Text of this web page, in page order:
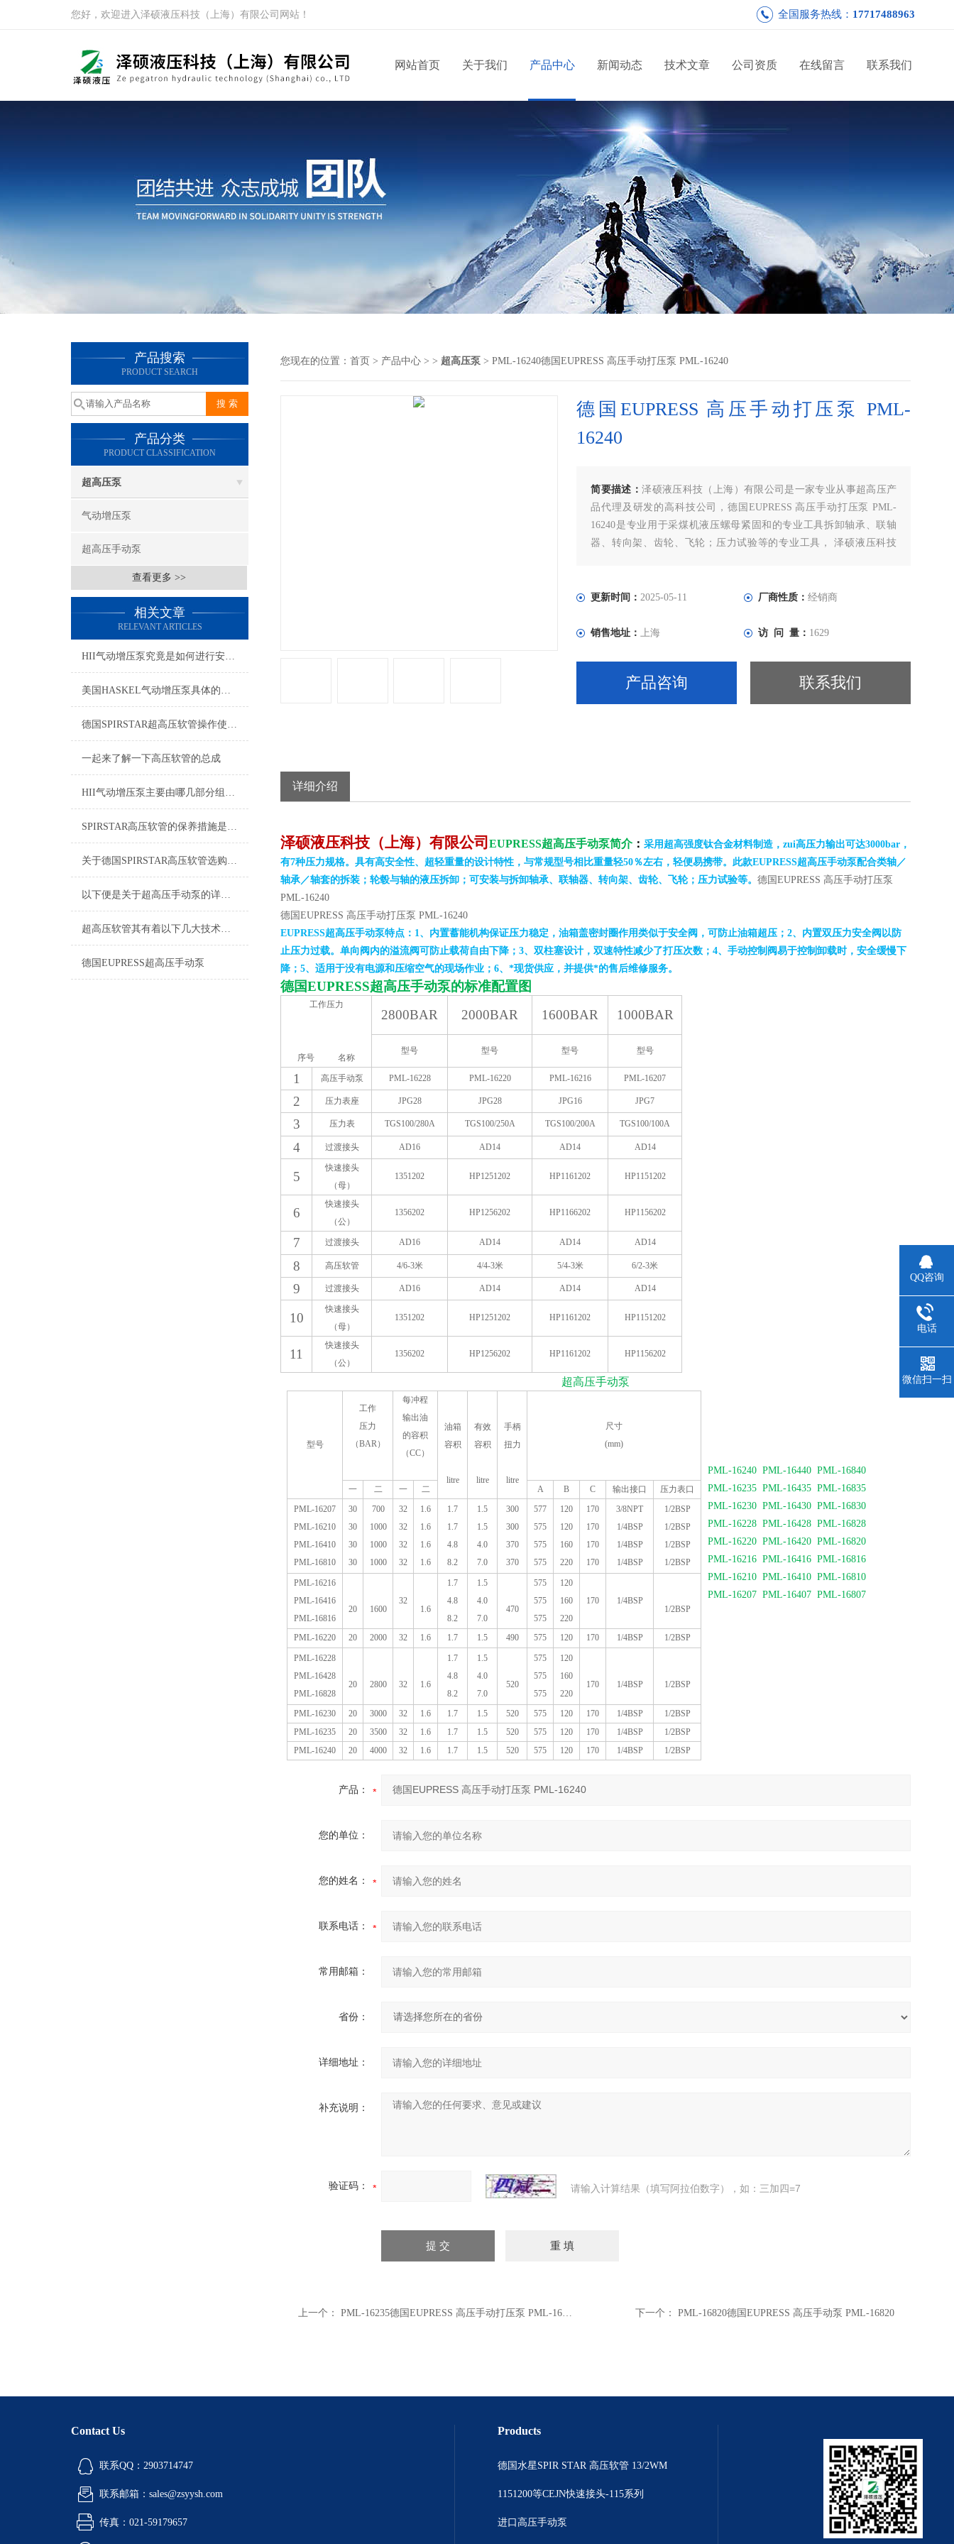
您好，欢迎进入泽硕液压科技（上海）有限公司网站！ 全国服务热线： 17717488963
网站首页 关于我们 产品中心 新闻动态 技术文章 公司资质 在线留言 联系我们
产品搜索
PRODUCT SEARCH
产品分类
PRODUCT CLASSIFICATION
超高压泵
气动增压泵
超高压手动泵
查看更多 >>
相关文章
RELEVANT ARTICLES
HII气动增压泵究竟是如何进行安装的呢？
美国HASKEL气动增压泵具体的使用，请参考以下步骤
德国SPIRSTAR超高压软管操作使用说明书
一起来了解一下高压软管的总成
HII气动增压泵主要由哪几部分组成的呢？
SPIRSTAR高压软管的保养措施是什么？
关于德国SPIRSTAR高压软管选购的指南如下
以下便是关于超高压手动泵的详细说明
超高压软管其有着以下几大技术特点
德国EUPRESS超高压手动泵
您现在的位置： 首页 > 产品中心 > > 超高压泵 > PML-16240德国EUPRESS 高压手动打压泵 PML-16240
德国EUPRESS 高压手动打压泵 PML-
16240
简要描述：泽硕液压科技（上海）有限公司是一家专业从事超高压产
品代理及研发的高科技公司，德国EUPRESS 高压手动打压泵 PML-
16240是专业用于采煤机液压螺母紧固和的专业工具拆卸轴承、联轴
器、转向架、齿轮、飞轮；压力试验等的专业工具， 泽硕液压科技
询！
更新时间：2025-05-11 厂商性质： 经销商
销售地址：上海 访 问 量： 1629
产品咨询 联系我们
详细介绍
泽硕液压科技（上海）有限公司 EUPRESS超高压手动泵简介： 采用超高强度钛合金材料制造，zui高压力输出可达3000bar，
有7种压力规格。具有高安全性、超轻重量的设计特性，与常规型号相比重量轻50％左右，轻便易携带。此款EUPRESS超高压手动泵配合类轴／
轴承／轴套的拆装；轮毂与轴的液压拆卸；可安装与拆卸轴承、联轴器、转向架、齿轮、飞轮；压力试验等。 德国EUPRESS 高压手动打压泵
PML-16240
德国EUPRESS 高压手动打压泵 PML-16240
EUPRESS超高压手动泵特点：1、内置蓄能机构保证压力稳定，油箱盖密封圈作用类似于安全阀，可防止油箱超压；2、内置双压力安全阀以防
止压力过载。单向阀内的溢流阀可防止载荷自由下降；3、双柱塞设计，双速特性减少了打压次数；4、手动控制阀易于控制卸载时，安全缓慢下
降；5、适用于没有电源和压缩空气的现场作业；6、*现货供应，并提供*的售后维修服务。
德国EUPRESS超高压手动泵的标准配置图
工作压力
序号 名称
2800BAR 2000BAR 1600BAR 1000BAR
型号 型号 型号 型号
1 高压手动泵 PML-16228 PML-16220 PML-16216 PML-16207
2 压力表座 JPG28 JPG28 JPG16 JPG7
3 压力表 TGS100/280A TGS100/250A TGS100/200A TGS100/100A
4 过渡接头 AD16 AD14 AD14 AD14
5
快速接头
（母）
1351202 HP1251202 HP1161202 HP1151202
6
快速接头
（公）
1356202 HP1256202 HP1166202 HP1156202
7 过渡接头 AD16 AD14 AD14 AD14
8 高压软管 4/6-3米 4/4-3米 5/4-3米 6/2-3米
9 过渡接头 AD16 AD14 AD14 AD14
10
快速接头
（母）
1351202 HP1251202 HP1161202 HP1151202
11
快速接头
（公）
1356202 HP1256202 HP1161202 HP1156202
超高压手动泵
型号
工作
压力
（BAR）
每冲程
输出油
的容积
（CC）
油箱
容积
litre
有效
容积
litre
手柄
扭力
litre
尺寸
(mm)
一 二 一 二 A B C 输出接口
压力表口
PML-16207
PML-16210
PML-16410
PML-16810
30
30
30
30
700
1000
1000
1000
32
32
32
32
1.6
1.6
1.6
1.6
1.7
1.7
4.8
8.2
1.5
1.5
4.0
7.0
300
300
370
370
577
575
575
575
120
120
160
220
170
170
170
170
3/8NPT
1/4BSP
1/4BSP
1/4BSP
1/2BSP
1/2BSP
1/2BSP
1/2BSP
PML-16216
PML-16416
PML-16816
20 1600
32
1.6
1.7
4.8
8.2
1.5
4.0
7.0
470
575
575
575
120
160
220
170
1/4BSP
1/2BSP
PML-16220 20 2000 32 1.6 1.7 1.5 490 575 120 170 1/4BSP 1/2BSP
PML-16228
PML-16428
PML-16828
20 2800 32 1.6
1.7
4.8
8.2
1.5
4.0
7.0
520
575
575
575
120
160
220
170 1/4BSP 1/2BSP
PML-16230 20 3000 32 1.6 1.7 1.5 520 575 120 170 1/4BSP
1/2BSP
PML-16235
20 3500 32 1.6 1.7 1.5 520 575 120 170 1/4BSP
1/2BSP
PML-16240
20 4000 32 1.6 1.7 1.5 520 575 120 170 1/4BSP 1/2BSP
PML-16240 PML-16440 PML-16840
PML-16235 PML-16435 PML-16835
PML-16230 PML-16430 PML-16830
PML-16228 PML-16428 PML-16828
PML-16220 PML-16420 PML-16820
PML-16216 PML-16416 PML-16816
PML-16210 PML-16410 PML-16810
PML-16207 PML-16407 PML-16807
产品：
您的单位：
您的姓名：
联系电话：
常用邮箱：
省份：
详细地址：
补充说明：
验证码： 请输入计算结果（填写阿拉伯数字），如：三加四=7
上一个： PML-16235德国EUPRESS 高压手动打压泵 PML-16235 下一个： PML-16820德国EUPRESS 高压手动泵 PML-16820
Contact Us
联系QQ：2903714747
联系邮箱：sales@zsyysh.com
传真：021-59179657
Products
德国水星SPIR STAR 高压软管 13/2WM
1151200等CEJN快速接头-115系列
进口高压手动泵
QQ咨询
电话
微信扫一扫